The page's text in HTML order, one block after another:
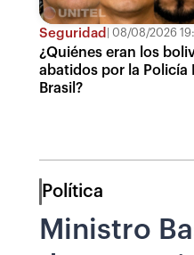
Seguridad 08/08/2026
¿Quiénes eran los
abatidos por la Policía
Brasil?
Política
Ministro